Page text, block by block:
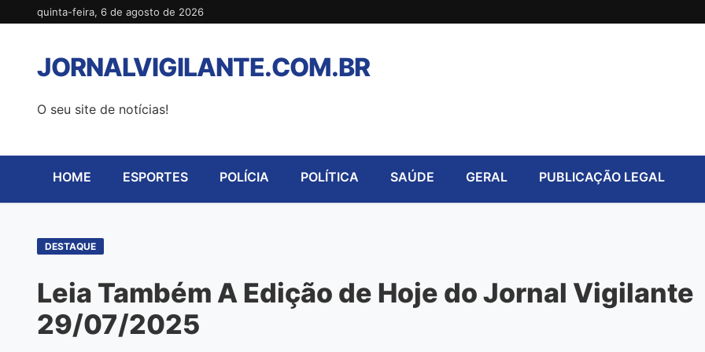
para
conteúdo
quinta-feira, 6 de agosto de 2026
JORNALVIGILANTE.COM.BR
O seu site de notícias!
HOME ESPORTES POLÍCIA POLÍTICA SAÚDE GERAL PUBLICAÇÃO LEGAL
DESTAQUE
Leia Também A Edição de Hoje do Jornal Vigilante
29/07/2025